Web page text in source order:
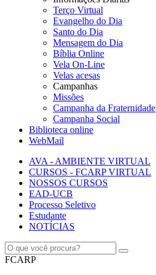
Terço Virtual
Evangelho do Dia
Santo do Dia
Mensagem do Dia
Bíblia Online
Vela On-Line
Velas acesas
Campanhas
Missões
Campanha da Fraternidade
Campanha Social
Biblioteca online
WebMail
AVA - AMBIENTE VIRTUAL
CURSOS - FCARP VIRTUAL
NOSSOS CURSOS
EAD-UCB
Processo Seletivo
Estudante
NOTÍCIAS
FCARP